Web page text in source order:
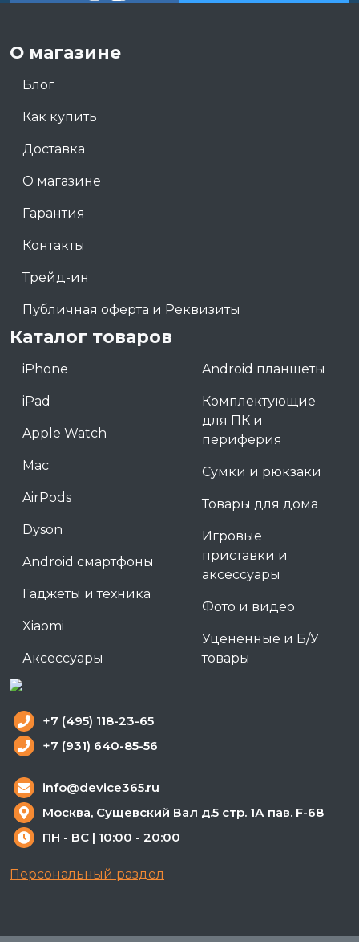
О магазине
Блог
Как купить
Доставка
О магазине
Гарантия
Контакты
Трейд-ин
Публичная оферта и Реквизиты
Каталог товаров
iPhone
iPad
Apple Watch
Mac
AirPods
Dyson
Android смартфоны
Гаджеты и техника
Xiaomi
Аксессуары
Android планшеты
Комплектующие
для ПК и
периферия
Сумки и рюкзаки
Товары для дома
Игровые
приставки и
аксессуары
Фото и видео
Уценённые и Б/У
товары
+7 (495) 118-23-65
+7 (931) 640-85-56
info@device365.ru
Москва, Сущевский Вал д.5 стр. 1А пав. F-68
ПН - ВС | 10:00 - 20:00
Персональный раздел